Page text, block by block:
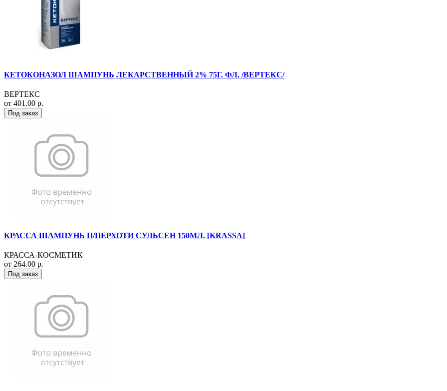
КЕТОКОНАЗОЛ ШАМПУНЬ ЛЕКАРСТВЕННЫЙ 2% 75Г. ФЛ. /ВЕРТЕКС/
ВЕРТЕКС
от 401.00 р.
Под заказ
КРАССА ШАМПУНЬ П/ПЕРХОТИ СУЛЬСЕН 150МЛ. [KRASSA]
КРАССА-КОСМЕТИК
от 264.00 р.
Под заказ